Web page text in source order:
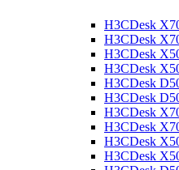
H3CDesk
H3CDesk
H3CDesk
H3CDesk
H3CDesk
H3CDesk
H3CDesk
H3CDesk
H3CDesk
H3CDesk